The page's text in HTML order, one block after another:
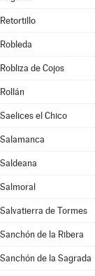
Retortillo
Robleda
Robliza de Cojos
Rollán
Saelices el Chico
Salamanca
Saldeana
Salmoral
Salvatierra de Tormes
Sanchón de la Ribera
Sanchón de la Sagrada